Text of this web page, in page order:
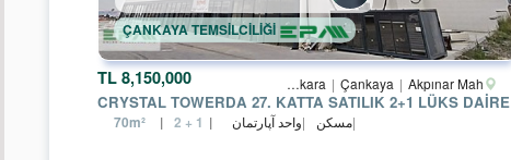
Trabzon
Kırıkkale
زیر
گروه
8,150,000 TL Ankara Çankaya Akpınar Mah.
CRYSTAL TOWERDA 27. KATTA SATILIK 2+1 LÜKS DAİRE
مسکن واحد آپارتمان 70m² 2 + 1